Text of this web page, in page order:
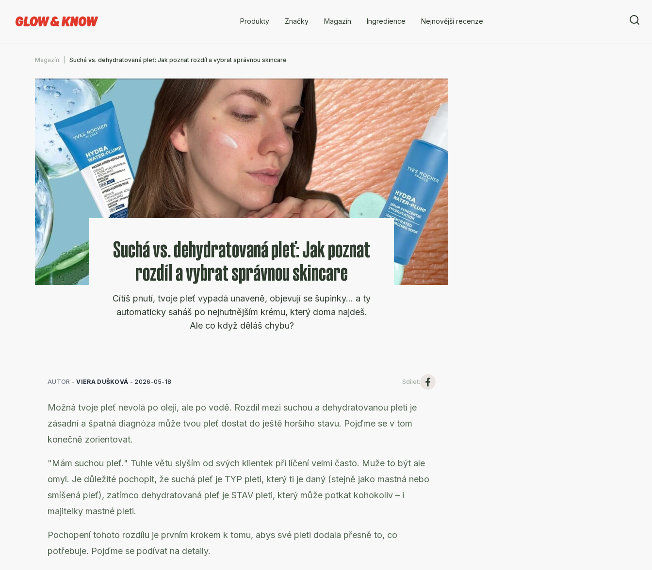
Produkty Značky Magazín Ingredience Nejnovější recenze
Magazín Suchá vs. dehydratovaná pleť: Jak poznat rozdíl a vybrat správnou skincare
Suchá vs. dehydratovaná pleť: Jak poznat
rozdíl a vybrat správnou skincare
Cítíš pnutí, tvoje pleť vypadá unaveně, objevují se šupinky... a ty
automaticky saháš po nejhutnějším krému, který doma najdeš.
Ale co když děláš chybu?
AUTOR -VIERA DUŠKOVÁ - 2026-05-18 Sdílet:
Možná tvoje pleť nevolá po oleji, ale po vodě. Rozdíl mezi suchou a dehydratovanou pletí je
zásadní a špatná diagnóza může tvou pleť dostat do ještě horšího stavu. Pojďme se v tom
konečně zorientovat.
"Mám suchou pleť." Tuhle větu slyším od svých klientek při líčení velmi často. Muže to být ale
omyl. Je důležité pochopit, že suchá pleť je TYP pleti, který ti je daný (stejně jako mastná nebo
smíšená pleť), zatímco dehydratovaná pleť je STAV pleti, který může potkat kohokoliv – i
majitelky mastné pleti.
Pochopení tohoto rozdílu je prvním krokem k tomu, abys své pleti dodala přesně to, co
potřebuje. Pojďme se podívat na detaily.